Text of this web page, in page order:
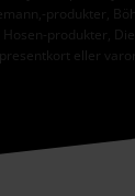
produkter,
produkter,
eller